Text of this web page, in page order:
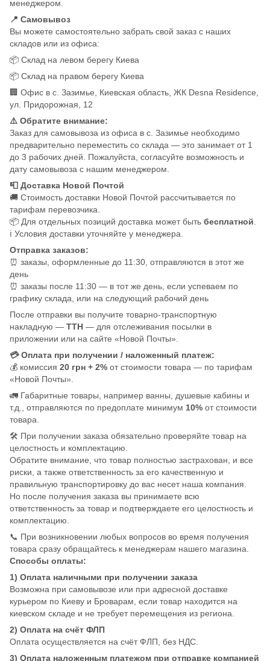
менеджером.
📍 Самовывоз
Вы можете самостоятельно забрать свой заказ с наших
складов или из офиса:
📦 Склад на левом берегу Киева
📦 Склад на правом берегу Киева
🏢 Офис в с. Зазимье, Киевская область, ЖК Desna Residence,
ул. Придорожная, 12
⚠️ Обратите внимание:
Заказ для самовывоза из офиса в с. Зазимье необходимо
предварительно переместить со склада — это занимает от 1
до 3 рабочих дней. Пожалуйста, согласуйте возможность и
дату самовывоза с нашим менеджером.
📮 Доставка Новой Почтой
🚚 Стоимость доставки Новой Почтой рассчитывается по
тарифам перевозчика.
📦 Для отдельных позиций доставка может быть бесплатной
ℹ️ Условия доставки уточняйте у менеджера.
Отправка заказов:
⏰ заказы, оформленные до 11:30, отправляются в этот же
день
⏰ заказы после 11:30 — в тот же день, если успеваем по
графику склада, или на следующий рабочий день
После отправки вы получите товарно-транспортную
накладную — ТТН — для отслеживания посылки в
приложении или на сайте «Новой Почты».
💳 Оплата при получении / наложенный платеж:
💰 комиссия 20 грн + 2% от стоимости товара — по тарифам
«Новой Почты».
🚛 Габаритные товары, например ванны, душевые кабины и
т.д., отправляются по предоплате минимум 10% от стоимости
товара.
🛠️ При получении заказа обязательно проверяйте товар на
целостность и комплектацию.
Обратите внимание, что товар полностью застрахован, и все
риски, а также ответственность за его качественную и
правильную транспортировку до вас несет наша компания.
Но после получения заказа вы принимаете всю
ответственность за товар и подтверждаете его целостность и
комплектацию.
📞 При возникновении любых вопросов во время получения
товара сразу обращайтесь к менеджерам нашего магазина.
Способы оплаты:
1) Оплата наличными при получении заказа
Возможна при самовывозе или при адресной доставке
курьером по Киеву и Броварам, если товар находится на
киевском складе и не требует перемещения из региона.
2) Оплата на счёт ФЛП
Оплата осуществляется на счёт ФЛП, без НДС.
3) Оплата наложенным платежом при отправке компанией